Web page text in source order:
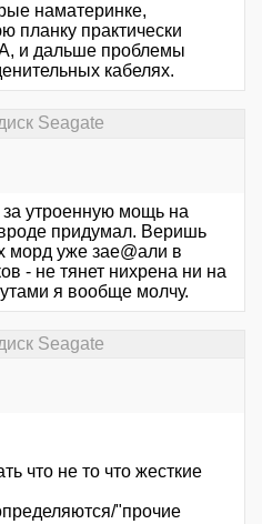
наматеринке,
планку практически
и дальше проблемы
кабелях.
Seagate
утроенную мощь на
придумал. Веришь
морд уже зае@али в
- не тянет нихрена ни на
я вообще молчу.
Seagate
что не то что жесткие
"прочие